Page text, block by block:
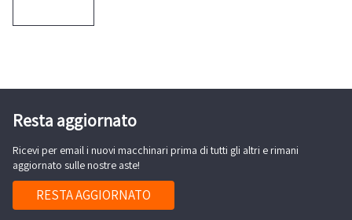
ha offerto il
trasparente:
ogni offerta
registrata
telematicamente
e potrai
verificare in
tempo reale
se stai
Resta aggiornato
Ricevi per email i nuovi macchinari prima di tutti gli altri e rimani
aggiornato sulle nostre aste!
RESTA AGGIORNATO